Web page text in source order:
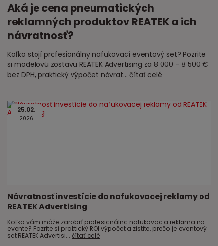
Aká je cena pneumatických
reklamných produktov REATEK a ich
návratnosť?
Koľko stojí profesionálny nafukovací eventový set? Pozrite
si modelovú zostavu REATEK Advertising za 8 000 – 8 500 €
bez DPH, praktický výpočet návrat... čítať celé
25.02.
2026
Návratnosť investície do nafukovacej reklamy od
REATEK Advertising
Koľko vám môže zarobiť profesionálna nafukovacia reklama na
evente? Pozrite si praktický ROI výpočet a zistite, prečo je eventový
set REATEK Advertisi... čítať celé